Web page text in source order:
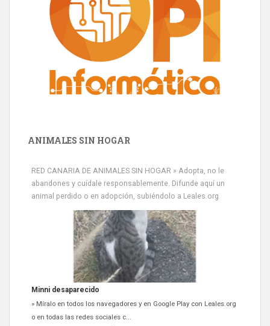
ANIMALES SIN HOGAR
RED CANARIA DE ANIMALES SIN HOGAR » Adopta, no le
abandones y cuídale responsablemente. Difunde aquí un
animal perdido o en adopción, subiéndolo a Leales.org
Siami Perdida
Se llama Siami,es hembra de 4 años,esterilizada con marca de
oreja,cariñosa,mimosa pero miedosa,e...